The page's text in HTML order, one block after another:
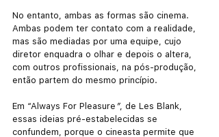
No entanto, ambas as formas são cinema.
Ambas podem ter contato com a realidade,
mas são mediadas por uma equipe, cujo
diretor enquadra o olhar e depois o altera,
com outros profissionais, na pós-produção,
então partem do mesmo princípio.
Em “Always For Pleasure ”, de Les Blank,
essas ideias pré-estabelecidas se
confundem, porque o cineasta permite que